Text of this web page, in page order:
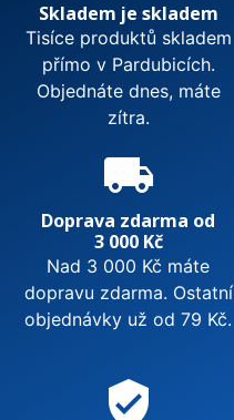
Skladem je skladem
Tisíce produktů skladem
přímo v Pardubicích.
Objednáte dnes, máte
zítra.
local_shipping
Doprava zdarma od
3 000 Kč
Nad 3 000 Kč máte
dopravu zdarma. Ostatní
objednávky už od 79 Kč.
verified_user